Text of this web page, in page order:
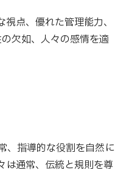
点、優れた管理能力、
欠如、人々の感情を適
、指導的な役割を自然に
は通常、伝統と規則を尊